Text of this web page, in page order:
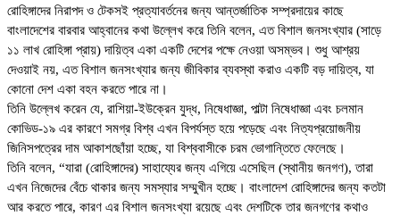
রোহিঙ্গাদের নিরাপদ ও টেকসই প্রত্যাবর্তনের জন্য আন্তর্জাতিক সম্প্রদায়ের কাছে
বাংলাদেশের বারবার আহ্বানের কথা উল্লেখ করে তিনি বলেন, এত বিশাল জনসংখ্যার (সাড়ে
১১ লাখ রোহিঙ্গা প্রায়) দায়িত্ব একা একটি দেশের পক্ষে নেওয়া অসম্ভব। শুধু আশ্রয়
দেওয়াই নয়, এত বিশাল জনসংখ্যার জন্য জীবিকার ব্যবস্থা করাও একটি বড় দায়িত্ব, যা
কোনো দেশ একা বহন করতে পারে না।
তিনি উল্লেখ করেন যে, রাশিয়া-ইউক্রেন যুদ্ধ, নিষেধাজ্ঞা, পাল্টা নিষেধাজ্ঞা এবং চলমান
কোভিড-১৯ এর কারণে সমগ্র বিশ্ব এখন বিপর্যস্ত হয়ে পড়েছে এবং নিত্যপ্রয়োজনীয়
জিনিসপত্রের দাম আকাশছোঁয়া হচ্ছে, যা বিশ্ববাসীকে চরম ভোগান্তিতে ফেলেছে।
তিনি বলেন, “যারা (রোহিঙ্গাদের) সাহায্যের জন্য এগিয়ে এসেছিল (স্থানীয় জনগণ), তারা
এখন নিজেদের বেঁচে থাকার জন্য সমস্যার সম্মুখীন হচ্ছে। বাংলাদেশ রোহিঙ্গাদের জন্য কতটা
আর করতে পারে, কারণ এর বিশাল জনসংখ্যা রয়েছে এবং দেশটিকে তার জনগণের কথাও